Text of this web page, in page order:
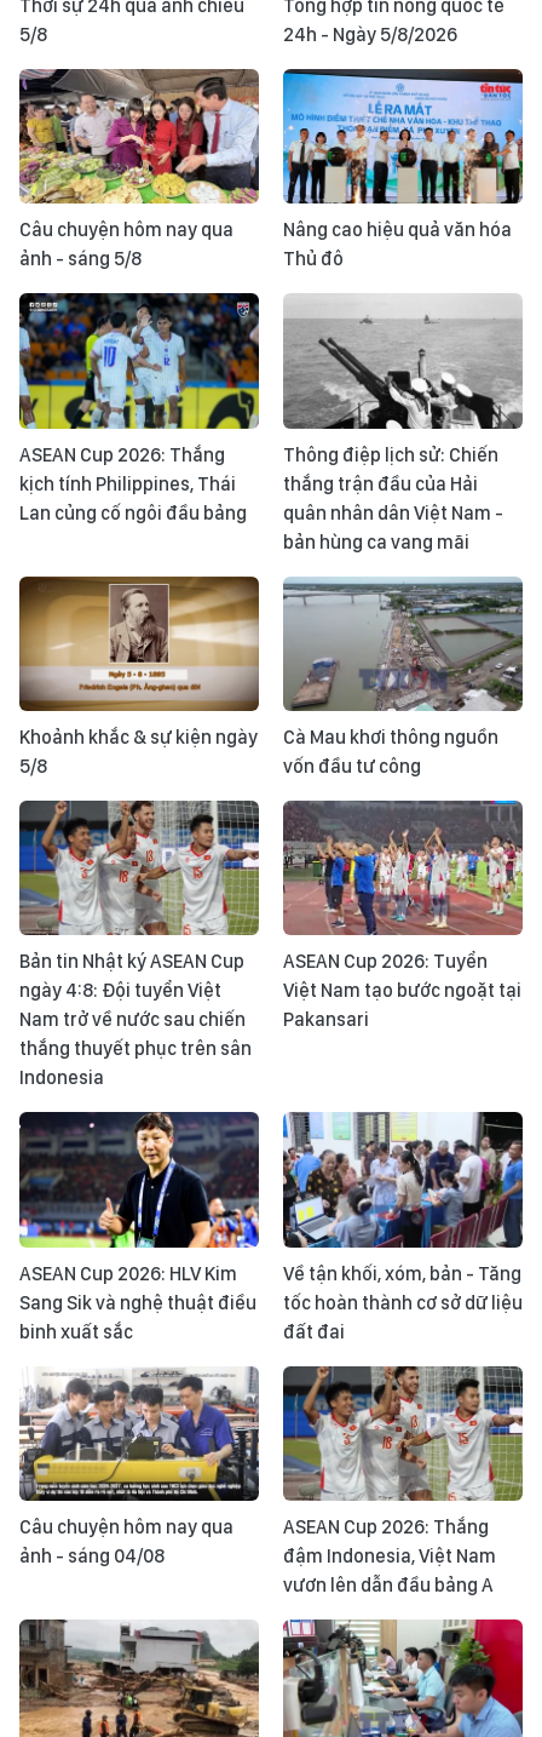
Thời sự 24h qua ảnh chiều
5/8
Tổng hợp tin nóng quốc tế
24h - Ngày 5/8/2026
Câu chuyện hôm nay qua
ảnh - sáng 5/8
Nâng cao hiệu quả văn hóa
Thủ đô
ASEAN Cup 2026: Thắng
kịch tính Philippines, Thái
Lan củng cố ngôi đầu bảng
Thông điệp lịch sử: Chiến
thắng trận đầu của Hải
quân nhân dân Việt Nam -
bản hùng ca vang mãi
Khoảnh khắc & sự kiện ngày
5/8
Cà Mau khơi thông nguồn
vốn đầu tư công
Bản tin Nhật ký ASEAN Cup
ngày 4:8: Đội tuyển Việt
Nam trở về nước sau chiến
thắng thuyết phục trên sân
Indonesia
ASEAN Cup 2026: Tuyển
Việt Nam tạo bước ngoặt tại
Pakansari
ASEAN Cup 2026: HLV Kim
Sang Sik và nghệ thuật điều
binh xuất sắc
Về tận khối, xóm, bản - Tăng
tốc hoàn thành cơ sở dữ liệu
đất đai
Câu chuyện hôm nay qua
ảnh - sáng 04/08
ASEAN Cup 2026: Thắng
đậm Indonesia, Việt Nam
vươn lên dẫn đầu bảng A